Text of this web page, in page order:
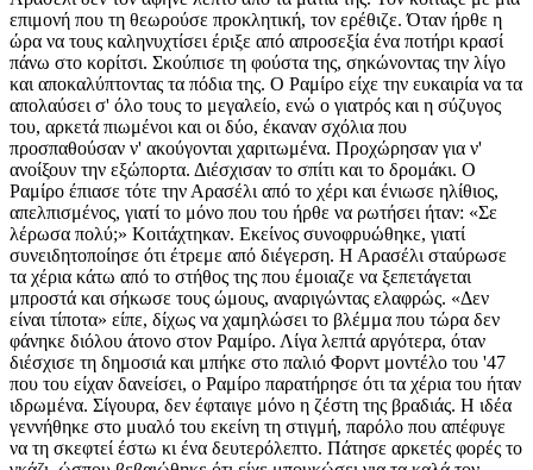
επιμονή που τη θεωρούσε προκλητική, τον ερέθιζε. Όταν ήρθε η
ώρα να τους καληνυχτίσει έριξε από απροσεξία ένα ποτήρι κρασί
πάνω στο κορίτσι. Σκούπισε τη φούστα της, σηκώνοντας την λίγο
και αποκαλύπτοντας τα πόδια της. Ο Ραμίρο είχε την ευκαιρία να τα
απολαύσει σ' όλο τους το μεγαλείο, ενώ ο γιατρός και η σύζυγος
του, αρκετά πιωμένοι και οι δύο, έκαναν σχόλια που
προσπαθούσαν ν' ακούγονται χαριτωμένα. Προχώρησαν για ν'
ανοίξουν την εξώπορτα. Διέσχισαν το σπίτι και το δρομάκι. Ο
Ραμίρο έπιασε τότε την Αρασέλι από το χέρι και ένιωσε ηλίθιος,
απελπισμένος, γιατί το μόνο που του ήρθε να ρωτήσει ήταν: «Σε
λέρωσα πολύ;» Κοιτάχτηκαν. Εκείνος συνοφρυώθηκε, γιατί
συνειδητοποίησε ότι έτρεμε από διέγερση. Η Αρασέλι σταύρωσε
τα χέρια κάτω από το στήθος της που έμοιαζε να ξεπετάγεται
μπροστά και σήκωσε τους ώμους, αναριγώντας ελαφρώς. «Δεν
είναι τίποτα» είπε, δίχως να χαμηλώσει το βλέμμα που τώρα δεν
φάνηκε διόλου άτονο στον Ραμίρο. Λίγα λεπτά αργότερα, όταν
διέσχισε τη δημοσιά και μπήκε στο παλιό Φορντ μοντέλο του '47
που του είχαν δανείσει, ο Ραμίρο παρατήρησε ότι τα χέρια του ήταν
ιδρωμένα. Σίγουρα, δεν έφταιγε μόνο η ζέστη της βραδιάς. Η ιδέα
γεννήθηκε στο μυαλό του εκείνη τη στιγμή, παρόλο που απέφυγε
να τη σκεφτεί έστω κι ένα δευτερόλεπτο. Πάτησε αρκετές φορές το